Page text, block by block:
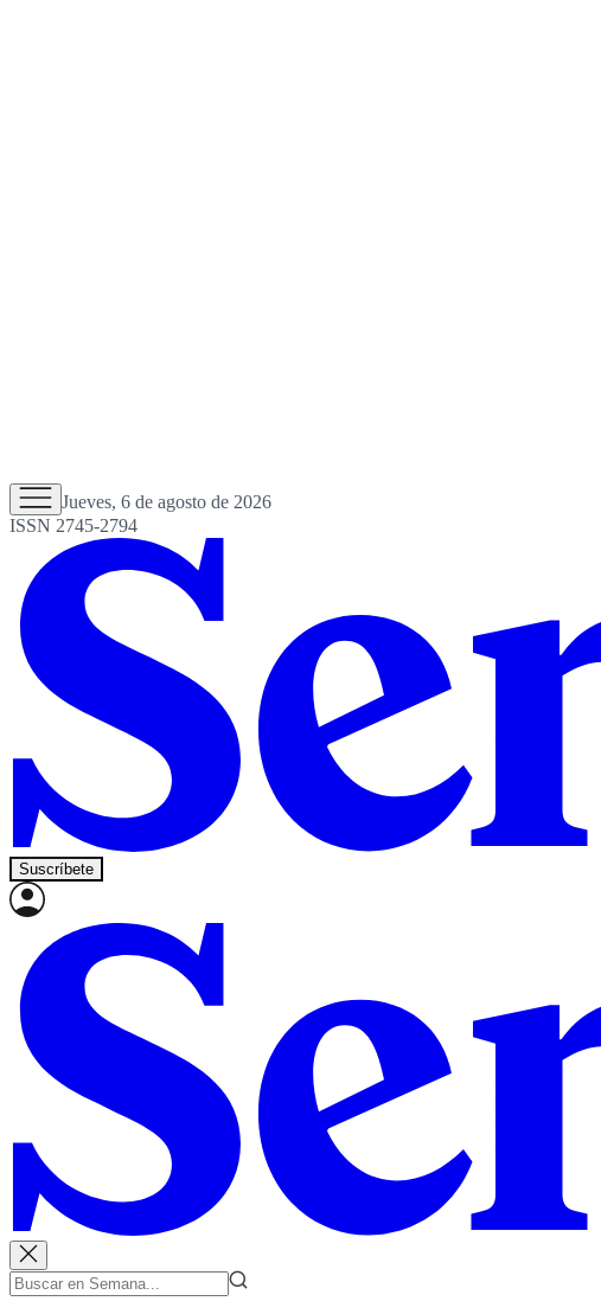
Jueves, 6 de agosto de 2026
ISSN 2745-2794
Suscríbete